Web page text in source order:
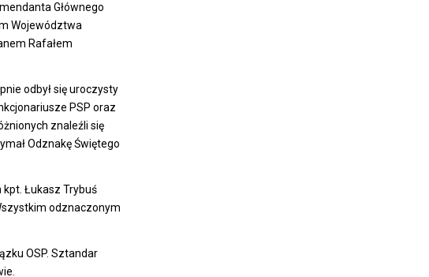
Głównego
Województwa
Rafałem
odbył się uroczysty
PSP oraz
znaleźli się
Odznakę Świętego
kpt. Łukasz Trybuś
odznaczonym
OSP. Sztandar